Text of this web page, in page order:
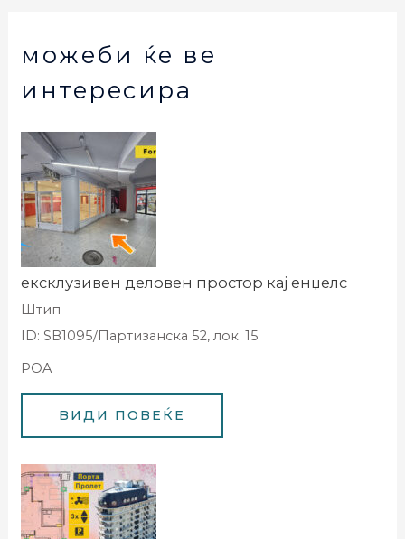
можеби ќе ве
интересира
ексклузивен деловен простор кај енџелс
Штип
ID: SB1095/Партизанска 52, лок. 15
POA